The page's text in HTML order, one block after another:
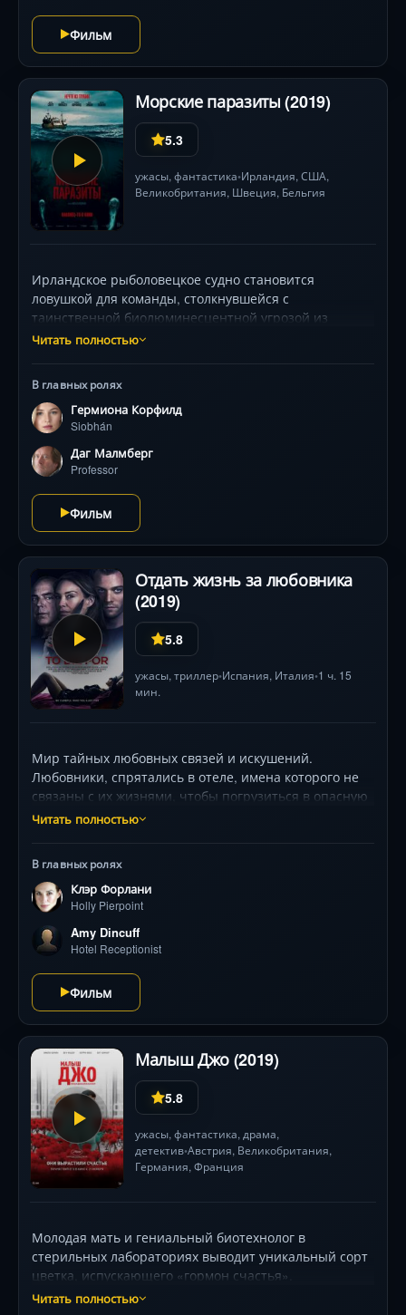
Фильм
Морские паразиты (2019)
5.3
ужасы, фантастика•Ирландия, США,
Великобритания, Швеция, Бельгия
Ирландское рыболовецкое судно становится
ловушкой для команды, столкнувшейся с
таинственной биолюминесцентной угрозой из
глубин. Студентка-биолог, чья рыжая шевелюра
Клаустрофобный хоррор с налётом научной
фантастики и отсылками к «Нечто» .
Читать полностью
В главных ролях
Гермиона Корфилд
Siobhán
Даг Малмберг
Professor
Фильм
Отдать жизнь за любовника
(2019)
5.8
ужасы, триллер•Испания, Италия•1 ч. 15
мин.
Мир тайных любовных связей и искушений.
Любовники, спрятались в отеле, имена которого не
связаны с их жизнями, чтобы погрузиться в опасную
игру страсти. Они покинули семьи, чтобы утолить
игрок вводит их в мрачную сферу смертельной
жестокости.
Читать полностью
В главных ролях
Клэр Форлани
Holly Pierpoint
Amy Dincuff
Hotel Receptionist
Фильм
Малыш Джо (2019)
5.8
ужасы, фантастика, драма,
детектив•Австрия, Великобритания,
Германия, Франция
Молодая мать и гениальный биотехнолог в
стерильных лабораториях выводит уникальный сорт
цветка, испускающего «гормон счастья».
Очарованная успехом, она тайно забирает экземпляр
Читать полностью